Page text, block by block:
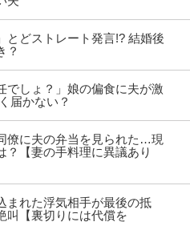
とどストレート発言!? 結婚後
？
でしょ？」娘の偏食に夫が激
届かない？
僚に夫の弁当を見られた…現
？【妻の手料理に異議あり
まれた浮気相手が最後の抵
叫【裏切りには代償を